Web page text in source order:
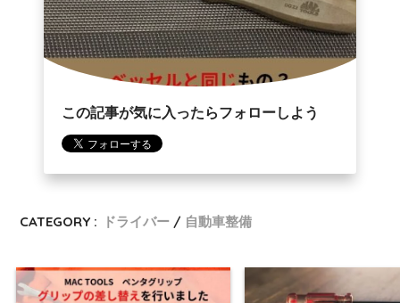
この記事が気に入ったらフォローしよう
CATEGORY : ドライバー 自動車整備